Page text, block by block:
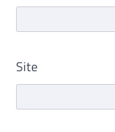
Site